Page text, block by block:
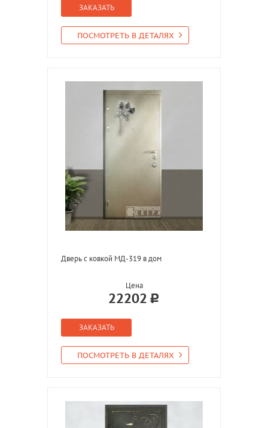
ЗАКАЗАТЬ
ПОСМОТРЕТЬ В ДЕТАЛЯХ
Дверь с ковкой МД-319 в дом
Цена
22202
ЗАКАЗАТЬ
ПОСМОТРЕТЬ В ДЕТАЛЯХ